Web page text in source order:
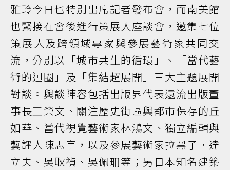
雅玲今日也特別出席記者發布會，而南美館
也緊接在會後進行策展人座談會，邀集七位
策展人及跨領域專家與參展藝術家共同交
流，分別以「城市共生的循環」、「當代藝
術的迴圈」及「集結超展開」三大主題展開
對談。與談陣容包括出版界代表遠流出版董
事長王榮文、關注歷史街區與都市保存的丘
如華、當代視覺藝術家林鴻文、獨立編輯與
藝評人陳思宇，以及參展藝術家拉黑子．達
立夫、吳耿禎、吳佩珊等；另日本知名建築